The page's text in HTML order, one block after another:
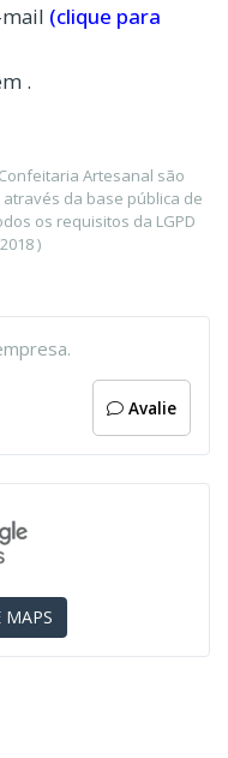
(clique para
.
Artesanal são
da base pública de
os requisitos da LGPD
)
Avalie
MAPS